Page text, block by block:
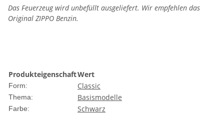
Das Feuerzeug wird unbefüllt ausgeliefert. Wir empfehlen das
Original ZIPPO Benzin.
ProdukteigenschaftWert
Form: Classic
Thema: Basismodelle
Farbe: Schwarz